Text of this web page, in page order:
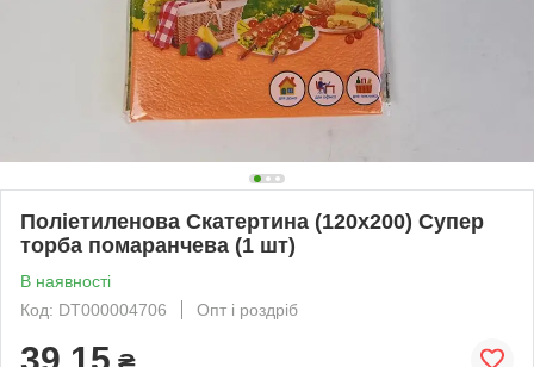
Поліетиленова Скатертина (120x200) Супер
торба помаранчева (1 шт)
В наявності
Код: DT000004706
Опт і роздріб
39,15